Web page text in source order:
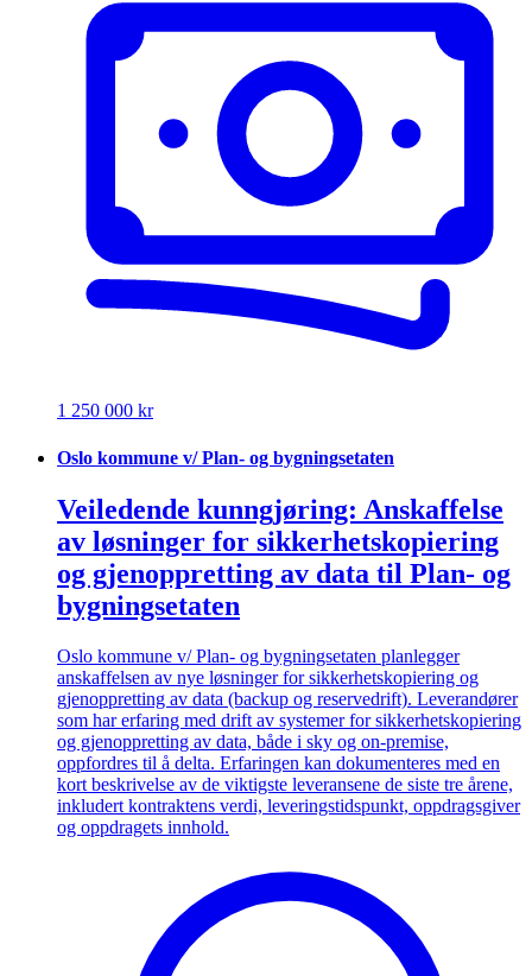
1 250 000 kr
Oslo kommune v/ Plan- og bygningsetaten
Veiledende kunngjøring: Anskaffelse
av løsninger for sikkerhetskopiering
og gjenoppretting av data til Plan- og
bygningsetaten
Oslo kommune v/ Plan- og bygningsetaten planlegger
anskaffelsen av nye løsninger for sikkerhetskopiering og
gjenoppretting av data (backup og reservedrift). Leverandører
som har erfaring med drift av systemer for sikkerhetskopiering
og gjenoppretting av data, både i sky og on-premise,
oppfordres til å delta. Erfaringen kan dokumenteres med en
kort beskrivelse av de viktigste leveransene de siste tre årene,
inkludert kontraktens verdi, leveringstidspunkt, oppdragsgiver
og oppdragets innhold.